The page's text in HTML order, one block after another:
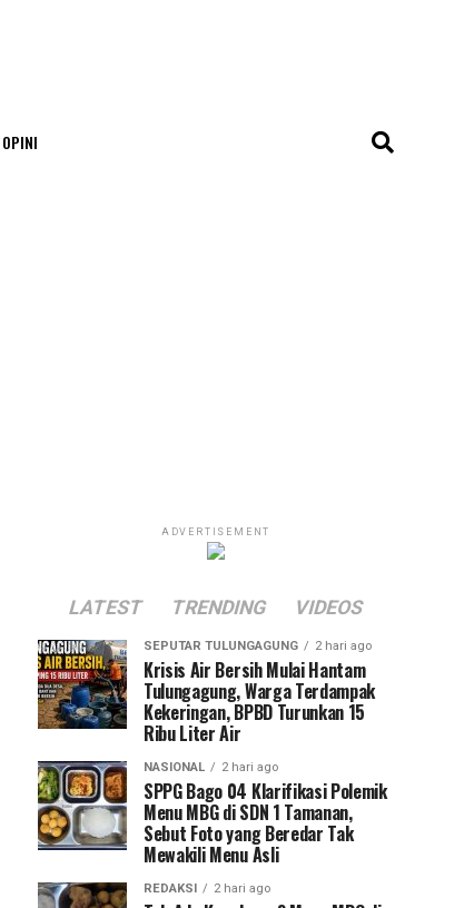
OPINI
ADVERTISEMENT
LATEST TRENDING VIDEOS
SEPUTAR TULUNGAGUNG 2 hari ago
Krisis Air Bersih Mulai Hantam
Tulungagung, Warga Terdampak
Kekeringan, BPBD Turunkan 15
Ribu Liter Air
NASIONAL 2 hari ago
SPPG Bago 04 Klarifikasi Polemik
Menu MBG di SDN 1 Tamanan,
Sebut Foto yang Beredar Tak
Mewakili Menu Asli
REDAKSI 2 hari ago